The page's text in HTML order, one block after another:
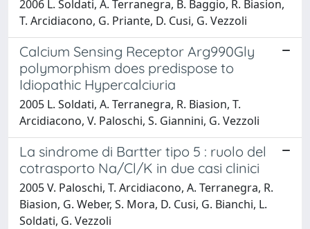
2006 L. Soldati, A. Terranegra, B. Baggio, R. Biasion,
T. Arcidiacono, G. Priante, D. Cusi, G. Vezzoli
Calcium Sensing Receptor Arg990Gly
polymorphism does predispose to
Idiopathic Hypercalciuria
2005 L. Soldati, A. Terranegra, R. Biasion, T.
Arcidiacono, V. Paloschi, S. Giannini, G. Vezzoli
La sindrome di Bartter tipo 5 : ruolo del
cotrasporto Na/Cl/K in due casi clinici
2005 V. Paloschi, T. Arcidiacono, A. Terranegra, R.
Biasion, G. Weber, S. Mora, D. Cusi, G. Bianchi, L.
Soldati, G. Vezzoli